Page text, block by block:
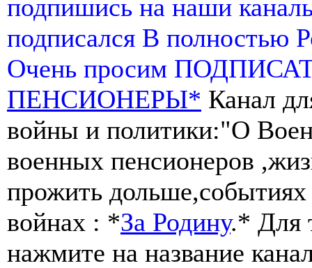
подпишись на наши
подписался В полностью
Очень просим
ПЕНСИОНЕРЫ* Канал
войны и политики:"О
военных пенсионеров
прожить
войнах : *За Родину.* Для
нажмите на название